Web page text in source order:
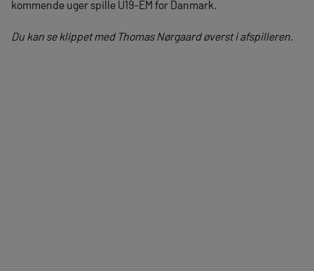
kommende uger spille U19-EM for Danmark.
Du kan se klippet med Thomas Nørgaard øverst i afspilleren.